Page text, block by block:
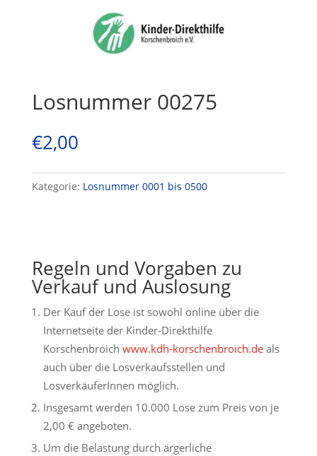
Losnummer 00275
€2,00
Kategorie: Losnummer 0001 bis 0500
Regeln und Vorgaben zu
Verkauf und Auslosung
Der Kauf der Lose ist sowohl online über die
Internetseite der Kinder-Direkthilfe
Korschenbroich www.kdh-korschenbroich.deals
auch über die Losverkaufsstellen und
LosverkäuferInnen möglich.
Insgesamt werden 10.000 Lose zum Preis von je
2,00 € angeboten.
Um die Belastung durch ärgerliche